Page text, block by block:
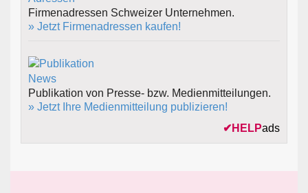
Firmenadressen Schweizer Unternehmen.
» Jetzt Firmenadressen kaufen!
Publikation von Presse- bzw. Medienmitteilungen.
» Jetzt Ihre Medienmitteilung publizieren!
✔ HELPads